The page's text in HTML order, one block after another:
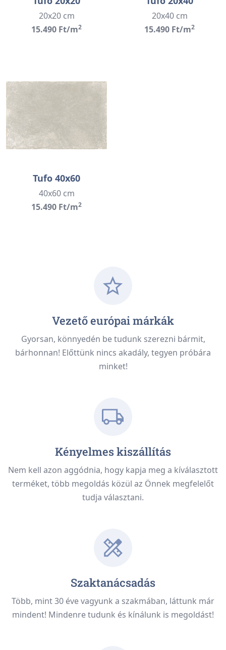
20x20 cm
15.490 Ft/m2
20x40 cm
15.490 Ft/m2
Tufo 40x60
40x60 cm
15.490 Ft/m2
Vezető európai márkák
Gyorsan, könnyedén be tudunk szerezni bármit,
bárhonnan! Előttünk nincs akadály, tegyen próbára
minket!
Kényelmes kiszállítás
Nem kell azon aggódnia, hogy kapja meg a kíválasztott
terméket, több megoldás közül az Önnek megfelelőt
tudja választani.
Szaktanácsadás
Több, mint 30 éve vagyunk a szakmában, láttunk már
mindent! Mindenre tudunk és kínálunk is megoldást!